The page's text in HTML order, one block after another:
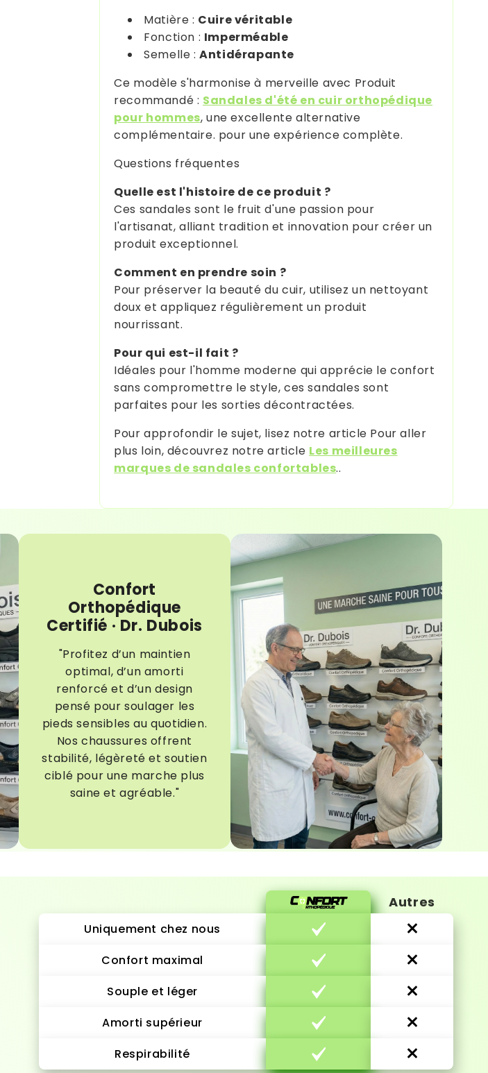
Matière : Cuire véritable
Fonction : Imperméable
Semelle :Antidérapante
Ce modèle s'harmonise à merveille avec Produit
recommandé : Sandales d'été en cuir orthopédique
pour hommes, une excellente alternative
complémentaire. pour une expérience complète.
Questions fréquentes
Quelle est l'histoire de ce produit ?
Ces sandales sont le fruit d'une passion pour
l'artisanat, alliant tradition et innovation pour créer un
produit exceptionnel.
Comment en prendre soin ?
Pour préserver la beauté du cuir, utilisez un nettoyant
doux et appliquez régulièrement un produit
nourrissant.
Pour qui est-il fait ?
Idéales pour l'homme moderne qui apprécie le confort
sans compromettre le style, ces sandales sont
parfaites pour les sorties décontractées.
Pour approfondir le sujet, lisez notre article Pour aller
plus loin, découvrez notre article Les meilleures
marques de sandales confortables..
Confort
Orthopédique
Certifié · Dr. Dubois
"Profitez d’un maintien
optimal, d’un amorti
renforcé et d’un design
pensé pour soulager les
pieds sensibles au quotidien.
Nos chaussures offrent
stabilité, légèreté et soutien
ciblé pour une marche plus
saine et agréable."
Autres
Uniquement chez nous
Confort maximal
Souple et léger
Amorti supérieur
Respirabilité